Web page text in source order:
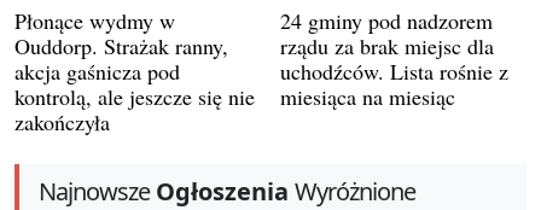
Płonące wydmy w
Ouddorp. Strażak ranny,
akcja gaśnicza pod
kontrolą, ale jeszcze się nie
zakończyła
24 gminy pod nadzorem
rządu za brak miejsc dla
uchodźców. Lista rośnie z
miesiąca na miesiąc
NajnowszeOgłoszenia Wyróżnione